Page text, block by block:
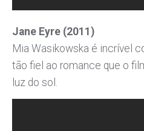
Jane Eyre (2011)
Mia Wasikowska é incrível
tão fiel ao romance que o
luz do sol.